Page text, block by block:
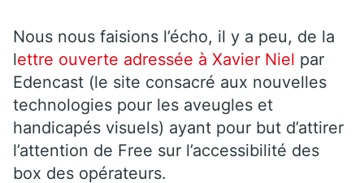
Nous nous faisions l’écho, il y a peu, de la
lettre ouverte adressée à Xavier Niel par
Edencast (le site consacré aux nouvelles
technologies pour les aveugles et
handicapés visuels) ayant pour but d’attirer
l’attention de Free sur l’accessibilité des
box des opérateurs.